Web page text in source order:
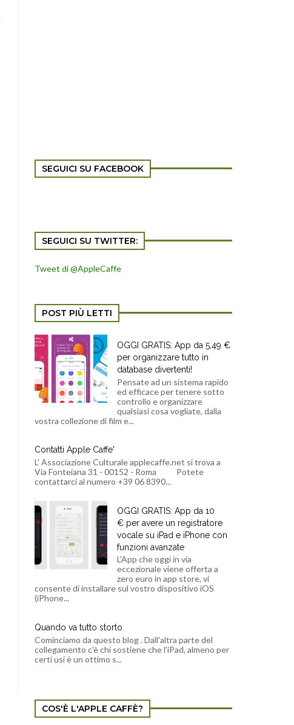
SEGUICI SU FACEBOOK
SEGUICI SU TWITTER:
Tweet di @AppleCaffe
POST PIÙ LETTI
OGGI GRATIS: App da 5,49 €
per organizzare tutto in
database divertenti!
Pensate ad un sistema rapido
ed efficace per tenere sotto
controllo e organizzare
qualsiasi cosa vogliate, dalla
vostra collezione di film e...
Contatti Apple Caffe'
L' Associazione Culturale applecaffe.net si trova a
Via Fonteiana 31 - 00152 - Roma Potete
contattarci al numero +39 06 8390...
OGGI GRATIS: App da 10
€ per avere un registratore
vocale su iPad e iPhone con
funzioni avanzate
L'App che oggi in via
eccezionale viene offerta a
zero euro in app store, vi
consente di installare sul vostro dispositivo iOS
(iPhone...
Quando va tutto storto.
Cominciamo da questo blog . Dall'altra parte del
collegamento c'è chi sostiene che l'iPad, almeno per
certi usi è un ottimo s...
COS'È L'APPLE CAFFÈ?